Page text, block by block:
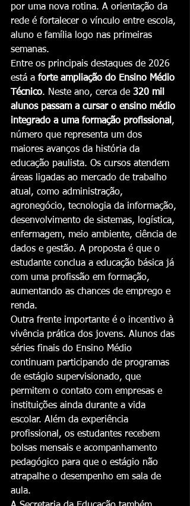
por uma nova rotina. A orientação da
rede é fortalecer o vínculo entre escola,
aluno e família logo nas primeiras
semanas.
Entre os principais destaques de 2026
está a forte ampliação do Ensino Médio
Técnico. Neste ano, cerca de 320 mil
alunos passam a cursar o ensino médio
integrado a uma formação profissional ,
número que representa um dos
maiores avanços da história da
educação paulista. Os cursos atendem
áreas ligadas ao mercado de trabalho
atual, como administração,
agronegócio, tecnologia da informação,
desenvolvimento de sistemas, logística,
enfermagem, meio ambiente, ciência de
dados e gestão. A proposta é que o
estudante conclua a educação básica já
com uma profissão em formação,
aumentando as chances de emprego e
renda.
Outra frente importante é o incentivo à
vivência prática dos jovens. Alunos das
séries finais do Ensino Médio
continuam participando de programas
de estágio supervisionado, que
permitem o contato com empresas e
instituições ainda durante a vida
escolar. Além da experiência
profissional, os estudantes recebem
bolsas mensais e acompanhamento
pedagógico para que o estágio não
atrapalhe o desempenho em sala de
aula.